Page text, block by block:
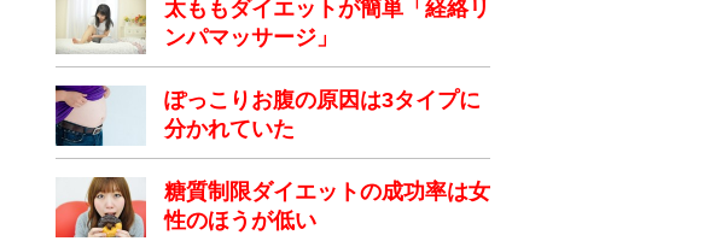
太ももダイエットが簡単「経絡リ
ンパマッサージ」
ぽっこりお腹の原因は3タイプに
分かれていた
糖質制限ダイエットの成功率は女
性のほうが低い